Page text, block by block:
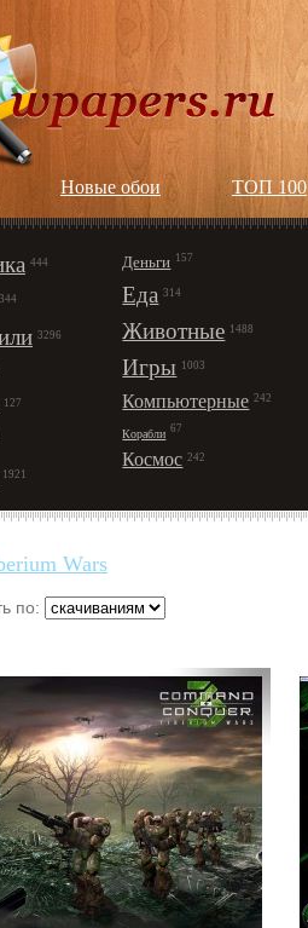
Новые обои ТОП 100
444
344
3296
127
1921
Деньги 157
Еда 314
Животные 1488
Игры 1003
Компьютерные 242
Корабли 67
Космос 242
Wars
по: